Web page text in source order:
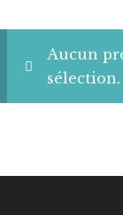
Aucun
sélection.